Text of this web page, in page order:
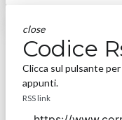
close
Codice
Clicca sul pulsante
appunti.
RSS link